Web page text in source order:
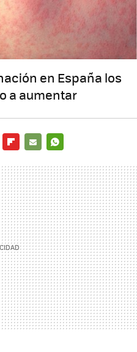
en España los
a aumentar
MAIL